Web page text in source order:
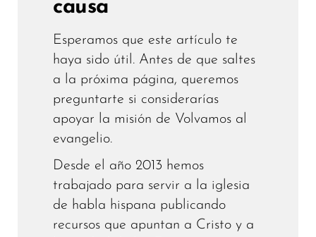
causa
Esperamos que este artículo te
haya sido útil. Antes de que saltes
a la próxima página, queremos
preguntarte si considerarías
apoyar la misión de Volvamos al
evangelio.
Desde el año 2013 hemos
trabajado para servir a la iglesia
de habla hispana publicando
recursos que apuntan a Cristo y a